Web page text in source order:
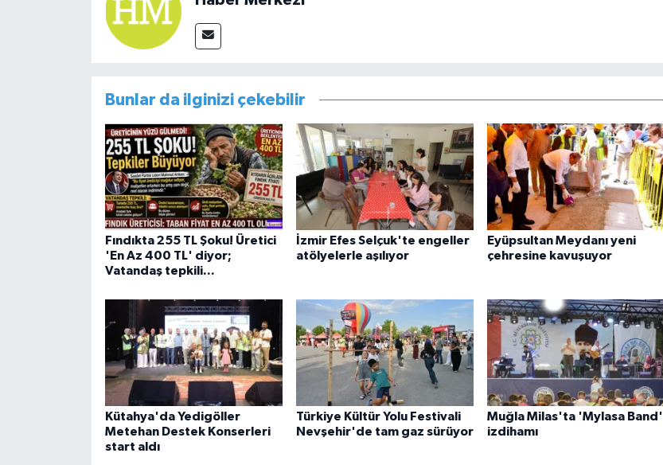
Bunlar da ilginizi çekebilir
Fındıkta 255 TL Şoku! Üretici
'En Az 400 TL' diyor;
Vatandaş tepkili...
İzmir Efes Selçuk'te engeller
atölyelerle aşılıyor
Eyüpsultan Meydanı yeni
çehresine kavuşuyor
Kütahya'da Yedigöller
Metehan Destek Konserleri
start aldı
Türkiye Kültür Yolu Festivali
Nevşehir'de tam gaz sürüyor
Muğla Milas'ta 'Mylasa Band'
izdihamı